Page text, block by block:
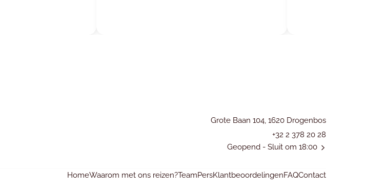
Grote Baan 104, 1620 Drogenbos
+32 2 378 20 28
Geopend - Sluit om 18:00
HomeWaarom met ons reizen?TeamPersKlantbeoordelingenFAQContact